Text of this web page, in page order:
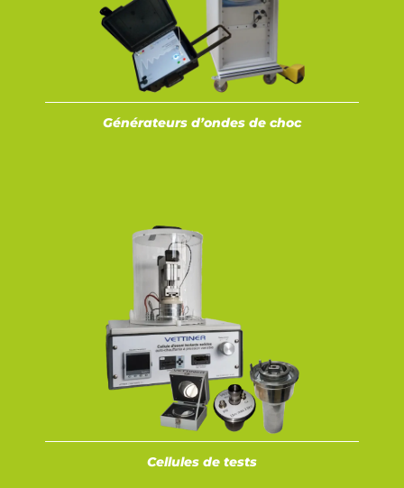
Générateurs d’ondes de choc
Cellules de tests